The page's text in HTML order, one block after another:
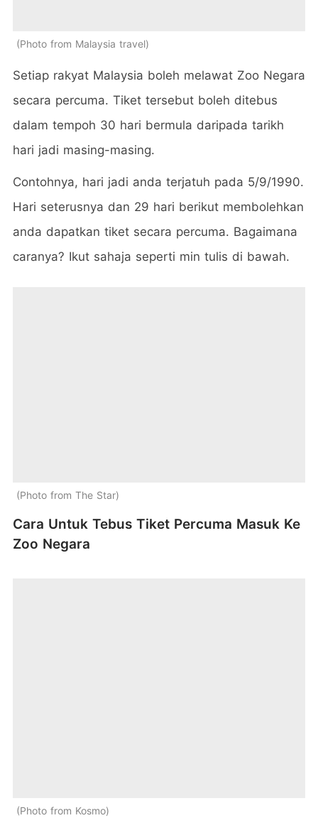
Photo from Malaysia travel
Setiap rakyat Malaysia boleh melawat Zoo Negara
secara percuma. Tiket tersebut boleh ditebus
dalam tempoh 30 hari bermula daripada tarikh
hari jadi masing-masing.
Contohnya, hari jadi anda terjatuh pada 5/9/1990.
Hari seterusnya dan 29 hari berikut membolehkan
anda dapatkan tiket secara percuma. Bagaimana
caranya? Ikut sahaja seperti min tulis di bawah.
Photo from The Star
Cara Untuk Tebus Tiket Percuma Masuk Ke
Zoo Negara
Photo from Kosmo